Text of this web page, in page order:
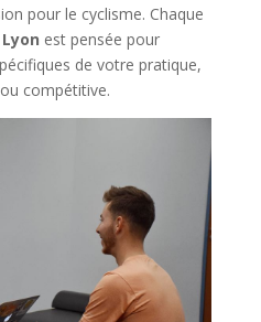
pour le cyclisme. Chaque
est pensée pour
de votre pratique,
compétitive.